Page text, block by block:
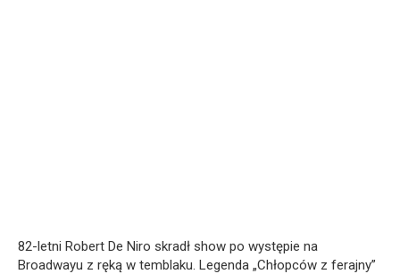
82-letni Robert De Niro skradł show po występie na
Broadwayu z ręką w temblaku. Legenda „Chłopców z ferajny”